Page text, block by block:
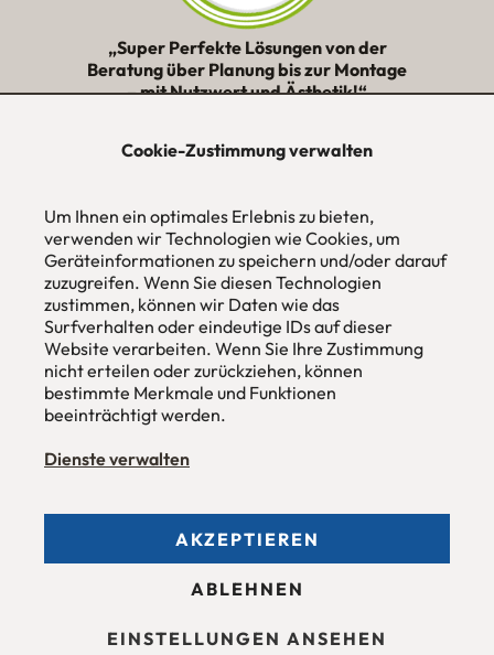
Cookie-Zustimmung verwalten
Um Ihnen ein optimales Erlebnis zu bieten,
verwenden wir Technologien wie Cookies, um
Geräteinformationen zu speichern und/oder darauf
zuzugreifen. Wenn Sie diesen Technologien
zustimmen, können wir Daten wie das
Surfverhalten oder eindeutige IDs auf dieser
Website verarbeiten. Wenn Sie Ihre Zustimmung
nicht erteilen oder zurückziehen, können
bestimmte Merkmale und Funktionen
beeinträchtigt werden.
Dienste verwalten
AKZEPTIEREN
ABLEHNEN
EINSTELLUNGEN ANSEHEN
„Super Perfekte Lösungen von der
Beratung über Planung bis zur Montage
– mit Nutzwert und Ästhetik!“
Individuelles Wohndesign
ohne Mehrpreis nach Maß
Hans Pinsel-Str. 1
im DreierHaus
85540Haar / München
089 / 420 44 535
Fax
089 / 456 00 646
E-Mail
mail@urbana-moebel.de
Öffnungszeiten des
Montag bis Freitag 09:30 — 18:30 Uhr
Samstag 09:30 -16:00 Uhr
Allgemeine Geschäftsbedingungen (AGB)
Barrierefreiheit